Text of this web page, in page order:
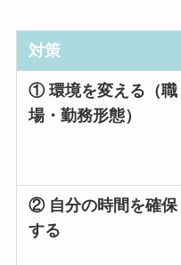
対策
① 環境を変える（職
場・勤務形態）
② 自分の時間を確保
する